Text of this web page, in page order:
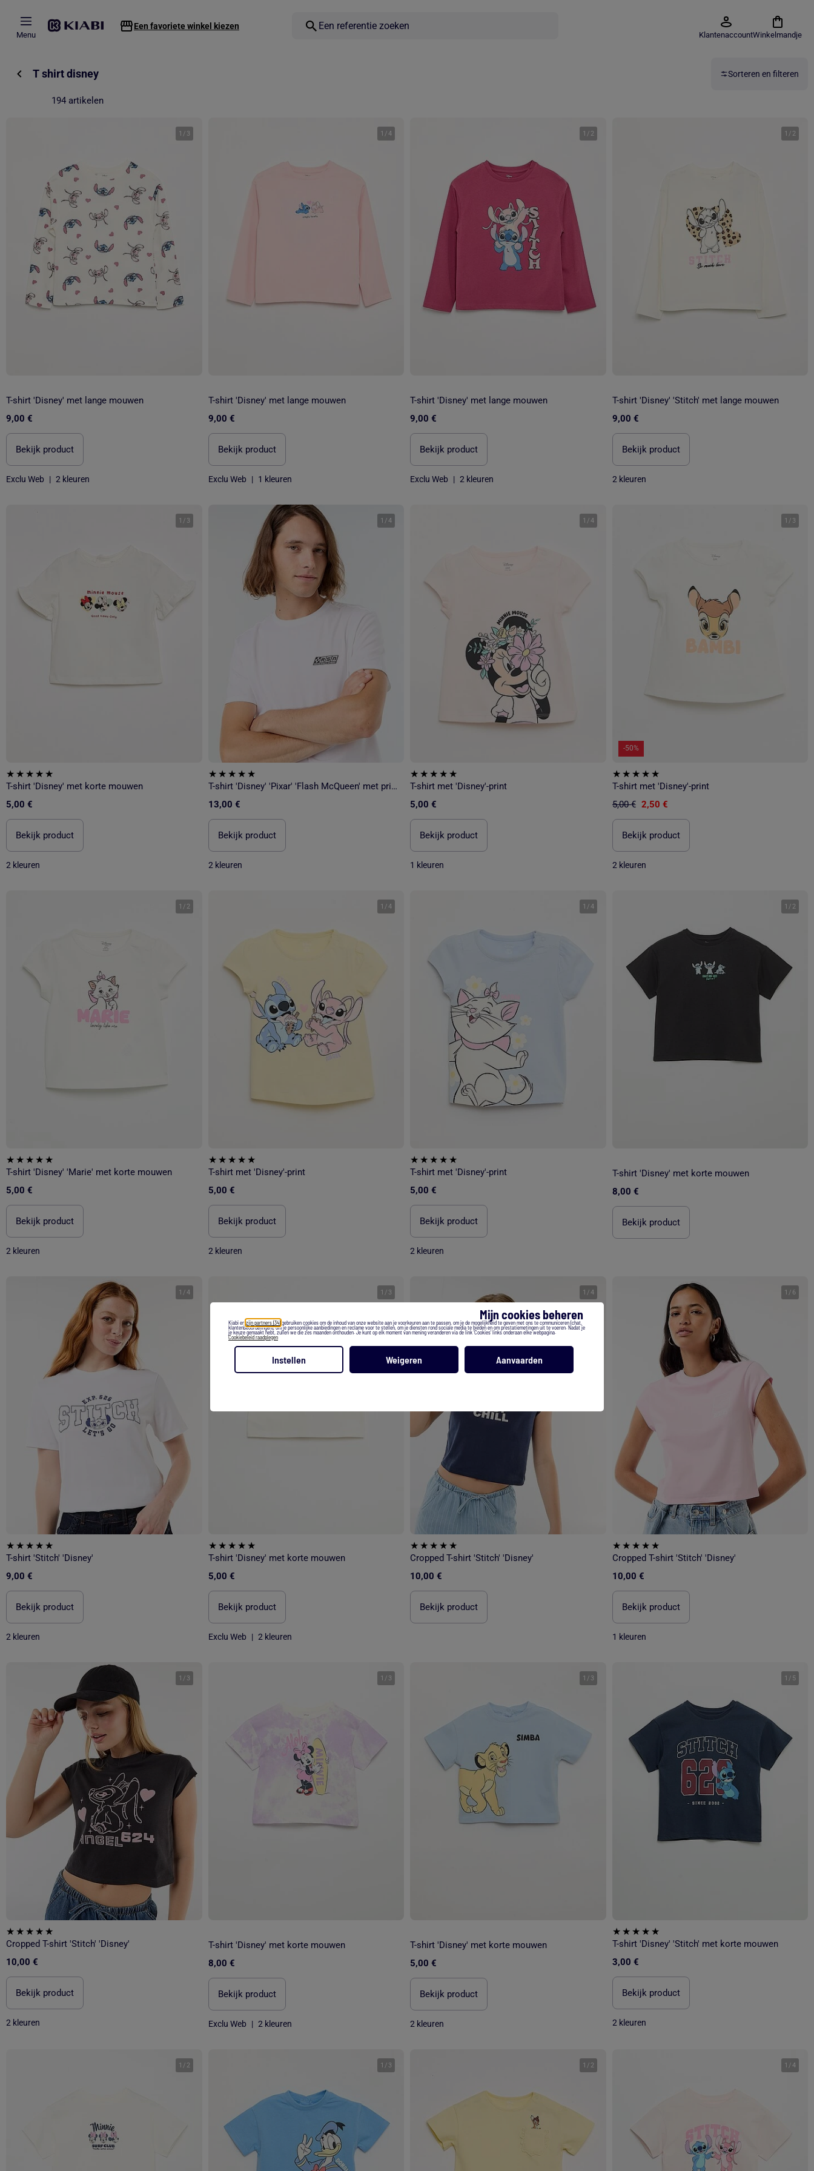
Mijn cookies beheren
Kiabi en zijn partners (34) gebruiken cookies om de inhoud van onze website aan je voorkeuren aan te passen, om je de mogelijkheid te geven met ons te communiceren (chat,
klantenbeoordelingen), om je persoonlijke aanbiedingen en reclame voor te stellen, om je diensten rond sociale media te bieden en om prestatiemetingen uit te voeren. Nadat je
je keuze gemaakt hebt, zullen we die zes maanden onthouden. Je kunt op elk moment van mening veranderen via de link 'Cookies' links onderaan elke webpagina.
Cookiebeleid raadplegen
Instellen Weigeren Aanvaarden
Menu
Een favoriete winkel kiezen
KlantenaccountWinkelmandje
T shirt disney Sorteren en filteren
194 artikelen
1 / 3
T-shirt 'Disney' met lange mouwen
9,00 €
Bekijk product
Exclu Web | 2 kleuren
1 /4
T-shirt 'Disney' met lange mouwen
9,00 €
Bekijk product
Exclu Web | 1 kleuren
1 / 2
T-shirt 'Disney' met lange mouwen
9,00 €
Bekijk product
Exclu Web | 2 kleuren
1 / 2
T-shirt 'Disney' 'Stitch' met lange mouwen
9,00 €
Bekijk product
2 kleuren
1 / 3
T-shirt 'Disney' met korte mouwen
5,00 €
Bekijk product
2 kleuren
1 /4
T-shirt 'Disney' 'Pixar' 'Flash McQueen' met print op voor- en achterzijde
13,00 €
Bekijk product
2 kleuren
1 /4
T-shirt met 'Disney'-print
5,00 €
Bekijk product
1 kleuren
1 / 3
-50%
T-shirt met 'Disney'-print
5,00 € 2,50 €
Bekijk product
2 kleuren
1 / 2
T-shirt 'Disney' 'Marie' met korte mouwen
5,00 €
Bekijk product
2 kleuren
1 /4
T-shirt met 'Disney'-print
5,00 €
Bekijk product
2 kleuren
1 /4
T-shirt met 'Disney'-print
5,00 €
Bekijk product
2 kleuren
1 / 2
T-shirt 'Disney' met korte mouwen
8,00 €
Bekijk product
1 /4
T-shirt 'Stitch' 'Disney'
9,00 €
Bekijk product
2 kleuren
1 / 3
T-shirt 'Disney' met korte mouwen
5,00 €
Bekijk product
Exclu Web | 2 kleuren
1 /4
Cropped T-shirt 'Stitch' 'Disney'
10,00 €
Bekijk product
1 / 6
Cropped T-shirt 'Stitch' 'Disney'
10,00 €
Bekijk product
1 kleuren
1 / 3
Cropped T-shirt 'Stitch' 'Disney'
10,00 €
Bekijk product
2 kleuren
1 / 3
T-shirt 'Disney' met korte mouwen
8,00 €
Bekijk product
Exclu Web | 2 kleuren
1 / 3
T-shirt 'Disney' met korte mouwen
5,00 €
Bekijk product
2 kleuren
1 / 5
T-shirt 'Disney' 'Stitch' met korte mouwen
3,00 €
Bekijk product
2 kleuren
1 / 2 1 / 3 1 / 2 1 /4